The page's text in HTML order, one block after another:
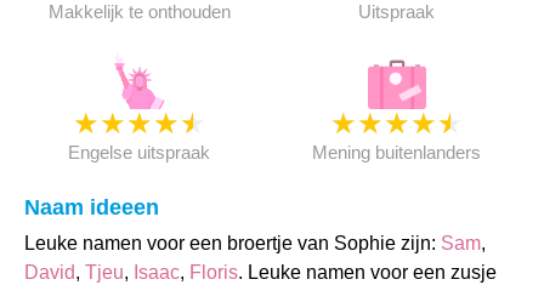
Makkelijk te onthouden Uitspraak
★★★★★
Engelse uitspraak
★★★★★
Mening buitenlanders
Naam ideeen
Leuke namen voor een broertje van Sophie zijn: Sam,
David, Tjeu, Isaac, Floris. Leuke namen voor een zusje